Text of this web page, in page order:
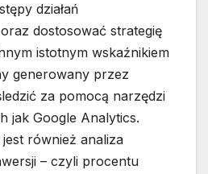
działań
dostosować strategię
istotnym wskaźnikiem
generowany przez
za pomocą narzędzi
jak Google Analytics.
również analiza
– czyli procentu